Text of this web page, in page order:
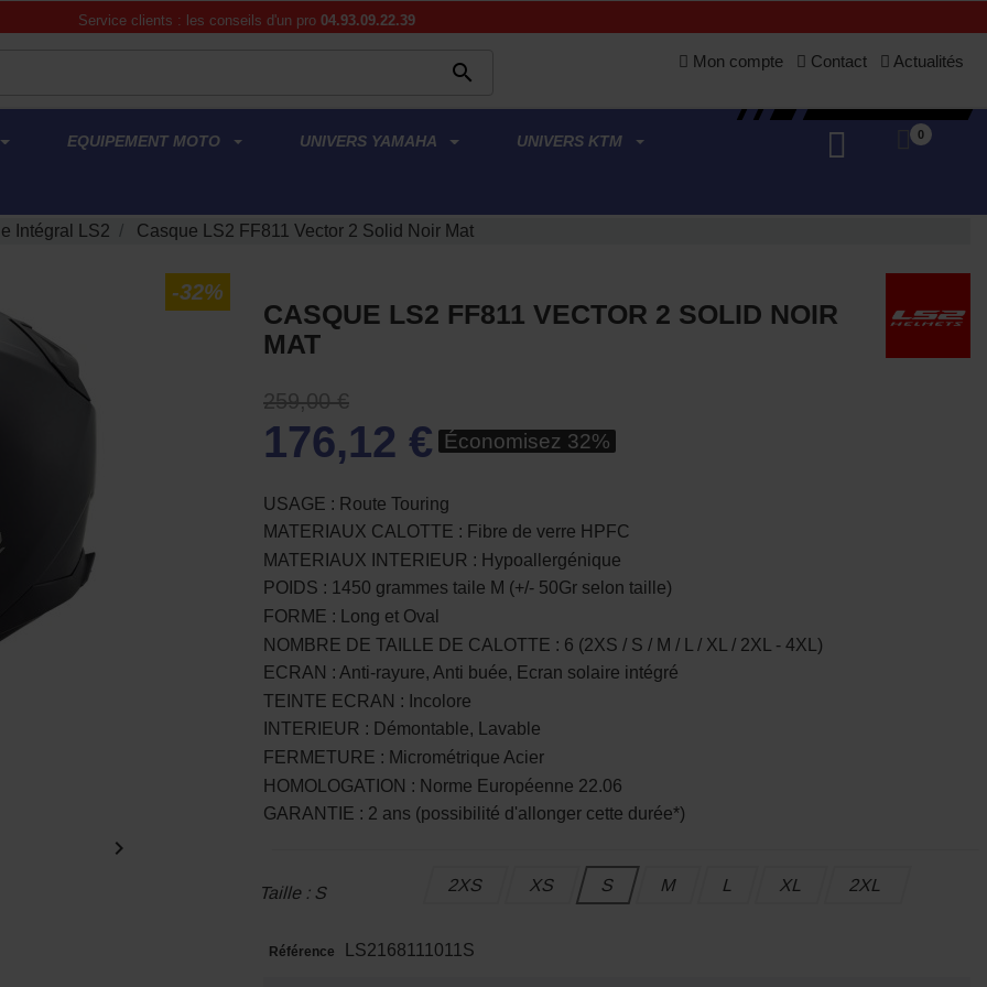
Service clients : les conseils d'un pro 04.93.09.22.39
 Mon compte Contact Actualités
EQUIPEMENT MOTO UNIVERS YAMAHA UNIVERS KTM 0
Intégral LS2 Casque LS2 FF811 Vector 2 Solid Noir Mat
-32%

CASQUE LS2 FF811 VECTOR 2 SOLID NOIR
MAT
259,00 €
176,12 € Économisez 32%
USAGE : Route Touring
MATERIAUX CALOTTE : Fibre de verre HPFC
MATERIAUX INTERIEUR : Hypoallergénique
POIDS : 1450 grammes taile M (+/- 50Gr selon taille)
FORME : Long et Oval
NOMBRE DE TAILLE DE CALOTTE : 6 (2XS / S / M / L / XL / 2XL - 4XL)
ECRAN : Anti-rayure, Anti buée, Ecran solaire intégré
TEINTE ECRAN : Incolore
INTERIEUR : Démontable, Lavable
FERMETURE : Micrométrique Acier
HOMOLOGATION : Norme Européenne 22.06
GARANTIE : 2 ans (possibilité d'allonger cette durée*)
Taille : S 2XS XS S M L XL 2XL
Référence LS2168111011S